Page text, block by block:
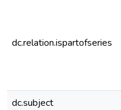
dc.relation.ispartofseries
dc.subject